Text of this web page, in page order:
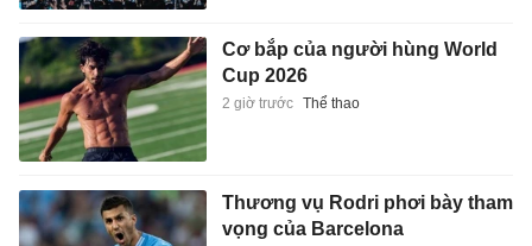
Cơ bắp của người hùng World
Cup 2026
2 giờ trước Thể thao
Thương vụ Rodri phơi bày tham
vọng của Barcelona